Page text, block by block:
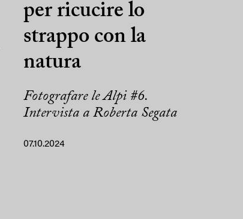
per ricucire lo
strappo con la
natura
Fotografare le Alpi #6.
Intervista a Roberta Segata
07.10.2024